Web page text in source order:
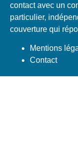
contact avec un
particulier,
couverture qui
Mentions
Contact